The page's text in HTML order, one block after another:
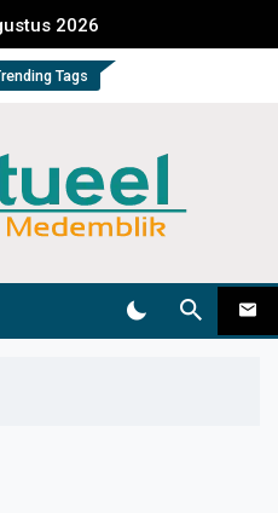
2026
Tags